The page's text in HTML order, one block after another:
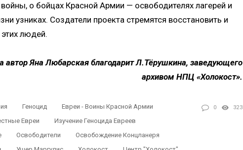
о бойцах Красной Армии — освободителях лагерей и
узниках. Создатели проекта стремятся восстановить и
людей.
автор Яна Любарская благодарит Л.Тёрушкина, заведующего
архивом НПЦ «Холокост».
Геноцид
Евреи - Воины Красной Армии
Евреи
Изучение Геноцида Евреев
Освободители
Освобождение Концланеря
0 323